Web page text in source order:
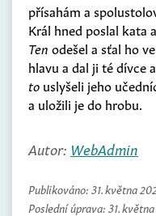
přísahám a
Král hned poslal kata
Ten odešel a sťal ho
hlavu a dal ji té dívce
to uslyšeli jeho
a uložili je do hrobu.
Autor: WebAdmin
Publikováno: 31. května
Poslední úprava: 31.